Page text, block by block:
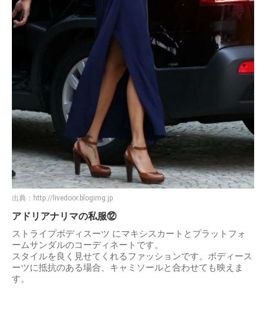
出典： http://livedoor.blogimg.jp
アドリアナリマの私服⑫
ストライプボディスーツ にマキシスカートとプラットフォ
ームサンダルのコーディネートです。
スタイルを良く見せてくれるファッションです。ボディース
ーツに抵抗のある場合、キャミソールと合わせても映えま
す。